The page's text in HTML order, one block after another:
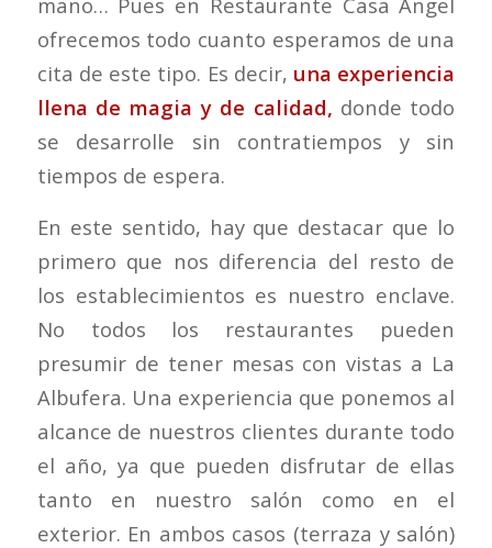
ofrecemos todo cuanto esperamos de una
cita de este tipo. Es decir, una experiencia
llena de magia y de calidad, donde todo
se desarrolle sin contratiempos y sin
tiempos de espera.
En este sentido, hay que destacar que lo
primero que nos diferencia del resto de
los establecimientos es nuestro enclave.
No todos los restaurantes pueden
presumir de tener mesas con vistas a La
Albufera. Una experiencia que ponemos al
alcance de nuestros clientes durante todo
el año, ya que pueden disfrutar de ellas
tanto en nuestro salón como en el
exterior. En ambos casos (terraza y salón)